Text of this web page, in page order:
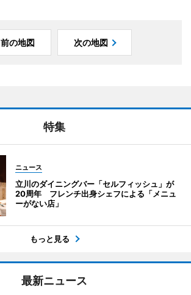
前の地図 次の地図
特集
ニュース
立川のダイニングバー「セルフィッシュ」が
20周年 フレンチ出身シェフによる「メニュ
ーがない店」
もっと見る
最新ニュース